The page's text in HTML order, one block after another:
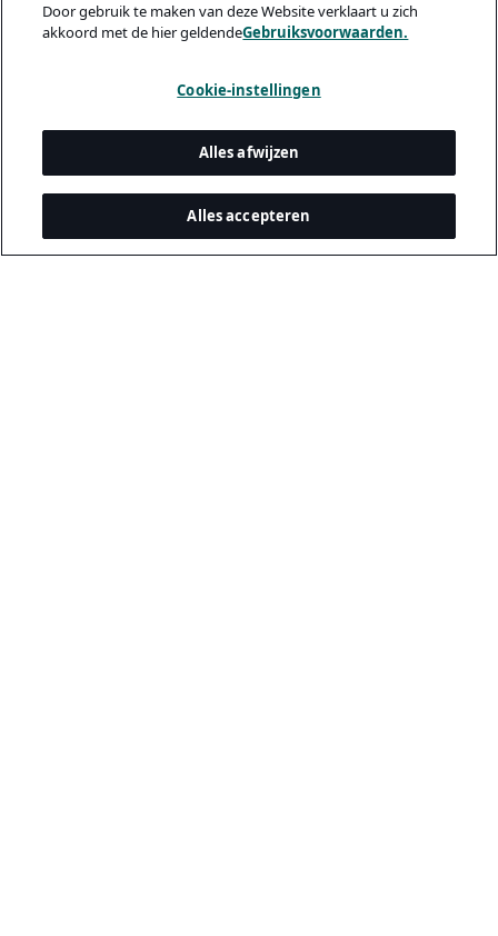
Door gebruik te maken van deze Website verklaart u zich
akkoord met de hier geldendeGebruiksvoorwaarden.
Cookie-instellingen
Alles afwijzen
Alles accepteren